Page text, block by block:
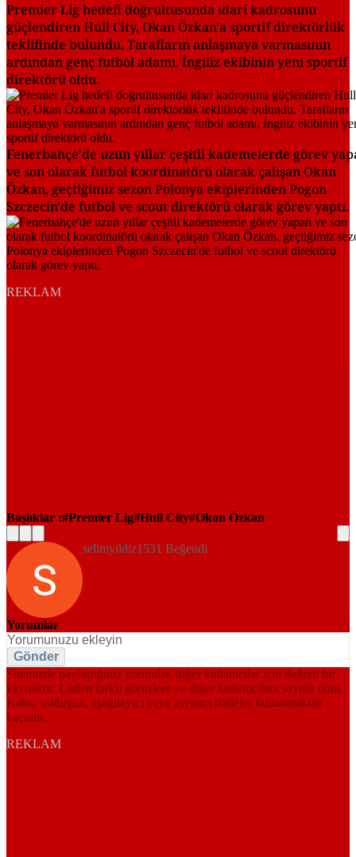
Premier Lig hedefi doğrultusunda idari kadrosunu
güçlendiren Hull City, Okan Özkan'a sportif direktörlük
teklifinde bulundu. Tarafların anlaşmaya varmasının
ardından genç futbol adamı, İngiliz ekibinin yeni sportif
direktörü oldu.
Fenerbahçe'de uzun yıllar çeşitli kademelerde görev
ve son olarak futbol koordinatörü olarak çalışan Okan
Özkan, geçtiğimiz sezon Polonya ekiplerinden Pogon
Szczecin'de futbol ve scout direktörü olarak görev yaptı.
REKLAM
Başlıklar : Premier Lig Hull City Okan Özkan
selimyildiz1531 Beğendi
Yorumlar
Gönder
Sitemizde paylaştığınız yorumlar, diğer kullanıcılar için değerli bir
kaynaktır. Lütfen farklı görüşlere ve diğer kullanıcılara saygılı olun.
Kaba, saldırgan, aşağılayıcı veya ayrımcı ifadeler kullanmaktan
kaçının.
REKLAM